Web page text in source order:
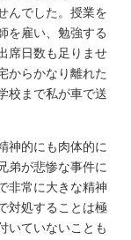
んでした。授業を
を雇い、勉強する
席日数も足りませ
からかなり離れた
校まで私が車で送
神的にも肉体的に
弟が悲惨な事件に
非常に大きな精神
対処することは極
いていないことも